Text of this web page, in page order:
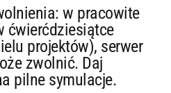
w pracowite
ćwierćdziesiątce
projektów), serwer
zwolnić. Daj
pilne symulacje.